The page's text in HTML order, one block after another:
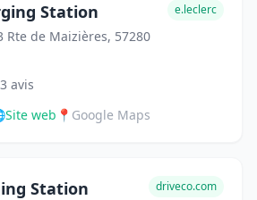
Station
Rte de Maizières, 57280
e.leclerc
3 avis
Site web 📍 Google Maps
Station driveco.com